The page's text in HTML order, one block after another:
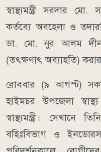
স্বাস্থ্যমন্ত্রী সরদার
কর্তব্যে অবহেলা ও
ডা. মো. নুর আলম
(তৎক্ষণাৎ অব্যাহতি)
রোববার (৯ আগস্ট)
হাইমচর উপজেলা
স্বাস্থ্যমন্ত্রী। সেখানে
বহিঃবিভাগ ও